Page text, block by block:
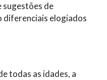
sugestões de
diferenciais elogiados
todas as idades, a